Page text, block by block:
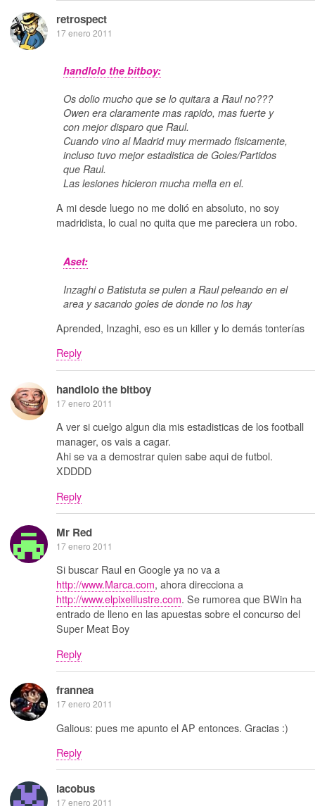
retrospect
17 enero 2011
handlolo the bitboy:
Os dolio mucho que se lo quitara a Raul no???
Owen era claramente mas rapido, mas fuerte y
con mejor disparo que Raul.
Cuando vino al Madrid muy mermado fisicamente,
incluso tuvo mejor estadistica de Goles/Partidos
que Raul.
Las lesiones hicieron mucha mella en el.
A mi desde luego no me dolió en absoluto, no soy
madridista, lo cual no quita que me pareciera un robo.
Aset:
Inzaghi o Batistuta se pulen a Raul peleando en el
area y sacando goles de donde no los hay
Aprended, Inzaghi, eso es un killer y lo demás tonterías
Reply
handlolo the bitboy
17 enero 2011
A ver si cuelgo algun dia mis estadisticas de los football
manager, os vais a cagar.
Ahi se va a demostrar quien sabe aqui de futbol.
XDDDD
Reply
Mr Red
17 enero 2011
Si buscar Raul en Google ya no va a
http://www.Marca.com, ahora direcciona a
http://www.elpixelilustre.com. Se rumorea que BWin ha
entrado de lleno en las apuestas sobre el concurso del
Super Meat Boy
Reply
frannea
17 enero 2011
Galious: pues me apunto el AP entonces. Gracias :)
Reply
iacobus
17 enero 2011